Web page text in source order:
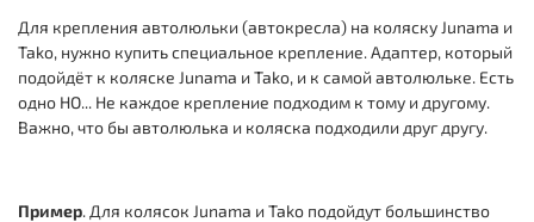
Для крепления автолюльки (автокресла) на коляску Junama и
Tako, нужно купить специальное крепление. Адаптер, который
подойдёт к коляске Junama и Tako, и к самой автолюльке. Есть
одно НО... Не каждое крепление подходим к тому и другому.
Важно, что бы автолюлька и коляска подходили друг другу.
Пример. Для колясок Junama и Tako подойдут большинство